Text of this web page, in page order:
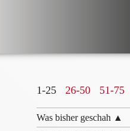
1-25 26-50 51-75
Was bisher geschah ▲